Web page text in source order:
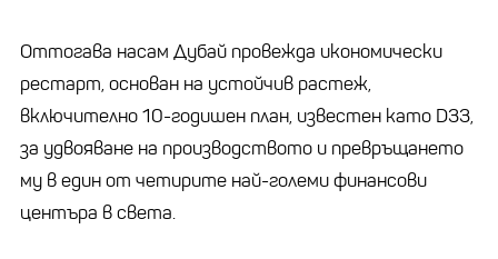
Оттогава насам Дубай провежда икономически
рестарт, основан на устойчив растеж,
включително 10-годишен план, известен като D33,
за удвояване на производството и превръщането
му в един от четирите най-големи финансови
центъра в света.